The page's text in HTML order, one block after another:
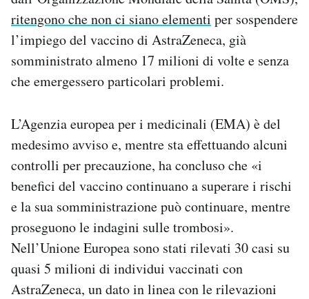
ritengono che non ci siano elementi per sospendere
l’impiego del vaccino di AstraZeneca, già
somministrato almeno 17 milioni di volte e senza
che emergessero particolari problemi.
L’Agenzia europea per i medicinali (EMA) è del
medesimo avviso e, mentre sta effettuando alcuni
controlli per precauzione, ha concluso che «i
benefici del vaccino continuano a superare i rischi
e la sua somministrazione può continuare, mentre
proseguono le indagini sulle trombosi».
Nell’Unione Europea sono stati rilevati 30 casi su
quasi 5 milioni di individui vaccinati con
AstraZeneca, un dato in linea con le rilevazioni